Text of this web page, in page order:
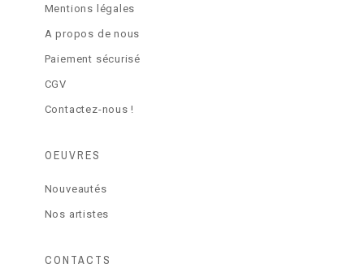
Mentions légales
A propos de nous
Paiement sécurisé
CGV
Contactez-nous !
OEUVRES
Nouveautés
Nos artistes
CONTACTS